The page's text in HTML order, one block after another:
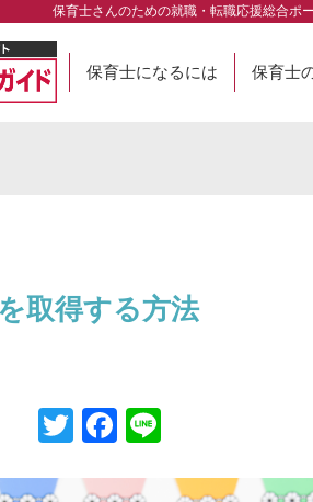
保育士さんのための就職・転職応援総合ポ
保育士になるには 保育士
取得する方法
TwitterFacebook